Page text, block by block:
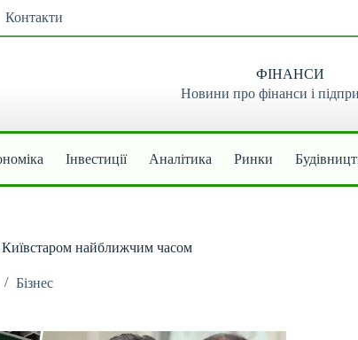
Контакти
ФІНАНСИ
Новини про фінанси і
Інвестиції Аналітика Ринки
Київстаром найближчим часом
Бізнес